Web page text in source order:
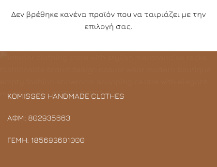
Δεν βρέθηκε κανένα προϊόν που να ταιριάζει με την
επιλογή σας.
KOMISSES HANDMADE CLOTHES
ΑΦΜ: 802935663
ΓΕΜΗ: 185693601000